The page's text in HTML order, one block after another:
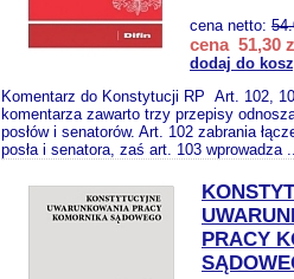
cena netto:
cena 51,30
dodaj do
Komentarz do Konstytucji RP Art. 102,
komentarza zawarto trzy przepisy
posłów i senatorów. Art. 102 zabrania
posła i senatora, zaś art. 103 wprowadza
PRACY